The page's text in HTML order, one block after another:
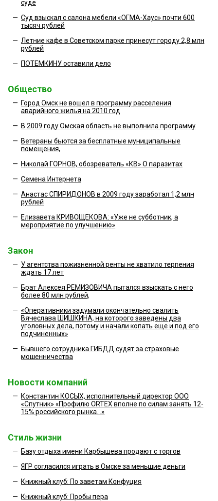
суде
— Суд взыскал с салона мебели «ОГМА-Хаус» почти 600
тысяч рублей
— Летние кафе в Советском парке принесут городу 2,8 млн
рублей
— ПОТЕМКИНУ оставили дело
Общество
— Город Омск не вошел в программу расселения
аварийного жилья на 2010 год
— В 2009 году Омская область не выполнила программу
— Ветераны бьются за бесплатные муниципальные
помещения,
— Николай ГОРНОВ, обозреватель «КВ» О паразитах
— Семена Интернета
— Анастас СПИРИДОНОВ в 2009 году заработал 1,2 млн
рублей
— Елизавета КРИВОЩЕКОВА: «Уже не субботник, а
мероприятие по улучшению»
Закон
— У агентства пожизненной ренты не хватило терпения
ждать 17 лет
— Брат Алексея РЕМИЗОВИЧА пытался взыскать с него
более 80 млн рублей,
— «Оперативники задумали окончательно свалить
Вячеслава ШИШКИНА, на которого заведены два
уголовных дела, потому и начали копать еще и под его
подчиненных»
— Бывшего сотрудника ГИБДД судят за страховые
мошенничества
Новости компаний
— Константин КОСЫХ, исполнительный директор ООО
«Спутник» «Профилю ORTEX вполне по силам занять 12-
15% российского рынка…»
Стиль жизни
— Базу отдыха имени Карбышева продают с торгов
— ЯГР согласился играть в Омске за меньшие деньги
— Книжный клуб: По заветам Конфуция
— Книжный клуб: Пробы пера